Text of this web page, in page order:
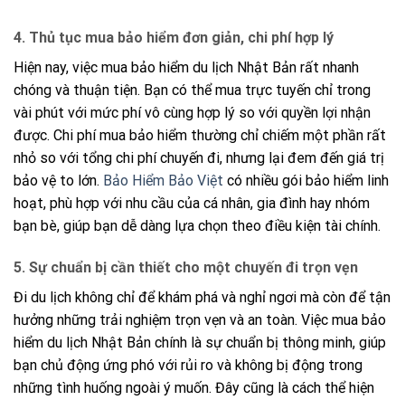
4. Thủ tục mua bảo hiểm đơn giản, chi phí hợp lý
Hiện nay, việc mua bảo hiểm du lịch Nhật Bản rất nhanh
chóng và thuận tiện. Bạn có thể mua trực tuyến chỉ trong
vài phút với mức phí vô cùng hợp lý so với quyền lợi nhận
được. Chi phí mua bảo hiểm thường chỉ chiếm một phần rất
nhỏ so với tổng chi phí chuyến đi, nhưng lại đem đến giá trị
bảo vệ to lớn. Bảo Hiểm Bảo Việt có nhiều gói bảo hiểm linh
hoạt, phù hợp với nhu cầu của cá nhân, gia đình hay nhóm
bạn bè, giúp bạn dễ dàng lựa chọn theo điều kiện tài chính.
5. Sự chuẩn bị cần thiết cho một chuyến đi trọn vẹn
Đi du lịch không chỉ để khám phá và nghỉ ngơi mà còn để tận
hưởng những trải nghiệm trọn vẹn và an toàn. Việc mua bảo
hiểm du lịch Nhật Bản chính là sự chuẩn bị thông minh, giúp
bạn chủ động ứng phó với rủi ro và không bị động trong
những tình huống ngoài ý muốn. Đây cũng là cách thể hiện